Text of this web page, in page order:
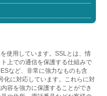
使用しています。SSLとは、情
上での通信を保護する仕組みで
など、非常に強力なものも含
化に対応しています。これらに対
容を強力に保護することができ